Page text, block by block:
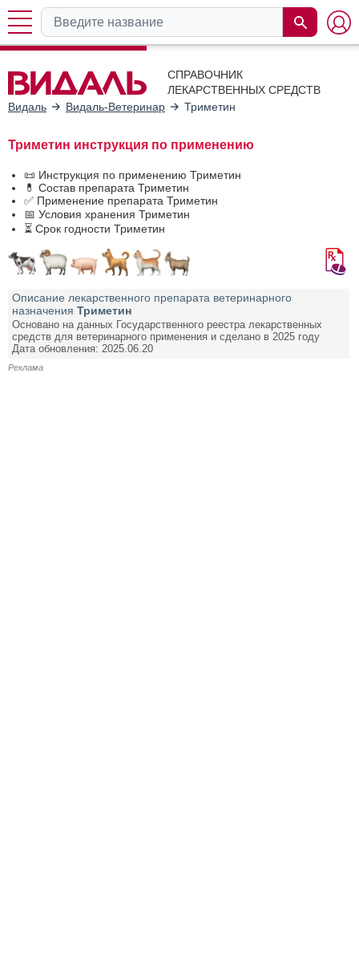
СПРАВОЧНИК
ЛЕКАРСТВЕННЫХ СРЕДСТВ
Видаль
Видаль-Ветеринар Триметин
Триметин инструкция по применению
📜 Инструкция по применению Триметин
💊 Состав препарата Триметин
✅ Применение препарата Триметин
📅 Условия хранения Триметин
⏳ Срок годности Триметин
Описание лекарственного препарата ветеринарного
назначения Триметин
Основано на данных Государственного реестра лекарственных
средств для ветеринарного применения и сделано в 2025 году
Дата обновления: 2025.06.20
Реклама